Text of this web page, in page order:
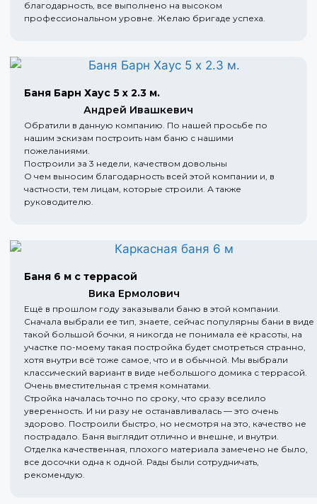
благодарность, все выполнено на высоком
профессиональном уровне. Желаю бригаде успеха.
Баня Барн Хаус 5 х 2.3 м.
Андрей Ивашкевич
Обратили в данную компанию. По нашей просьбе по
нашим эскизам построить нам баню с нашими
пожеланиями.
Построили за 3 недели, качеством довольны
О чем выносим благодарность всей этой компании и, в
частности, тем лицам, которые строили. А также
руководителю.
Баня 6 м с террасой
Вика Ермолович
Ещё в прошлом году заказывали баню в этой компании.
Сначала выбрали ее тип, знаете, сейчас популярны бани в виде
такой большой бочки, я никогда не понимала её красоты, на
участке по-моему такая постройка будет смотреться странно,
хотя внутри всё тоже самое, что и в обычной. Мы выбрали
классический вариант в виде небольшого домика с террасой.
Очень вместительная с тремя комнатами.
Стройка началась точно по сроку, что сразу вселило
уверенность. И ни разу не останавливалась — это очень
здорово. Построили быстро, но несмотря на это, качество не
пострадало. Баня выглядит отлично и внешне, и внутри.
Отделка качественная, плохого материала замечено не было,
все досочки одна к одной. Рады были сотрудничать,
рекомендую.